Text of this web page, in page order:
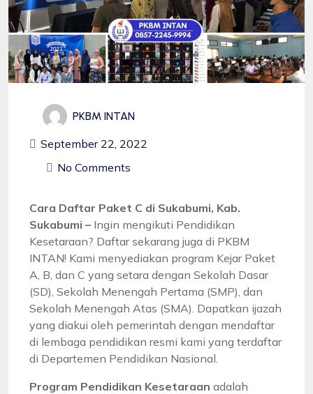
PKBM INTAN
September 22, 2022
No Comments
Cara Daftar Paket C di Sukabumi, Kab.
Sukabumi – Ingin mengikuti Pendidikan
Kesetaraan? Daftar sekarang juga di PKBM
INTAN! Kami menyediakan program Kejar Paket
A, B, dan C yang setara dengan Sekolah Dasar
(SD), Sekolah Menengah Pertama (SMP), dan
Sekolah Menengah Atas (SMA). Dapatkan ijazah
yang diakui oleh pemerintah dengan mendaftar
di lembaga pendidikan resmi kami yang terdaftar
di Departemen Pendidikan Nasional.
Program Pendidikan Kesetaraan adalah